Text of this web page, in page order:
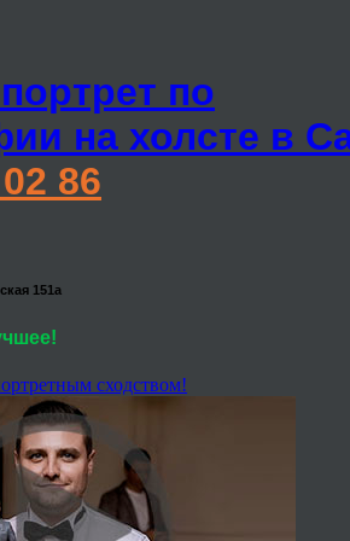
по
на холсте в
86
151а
сходством!